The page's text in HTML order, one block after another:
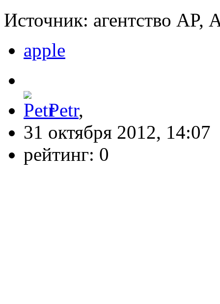
Источник: агентство AP,
apple
Petr,
31 октября 2012, 14:07
рейтинг: 0